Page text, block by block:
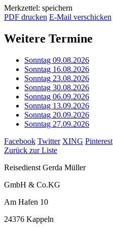
Merkzettel: speichern
PDF drucken E-Mail verschicken
Weitere Termine
Sonntag 09.08.2026
Sonntag 16.08.2026
Sonntag 23.08.2026
Sonntag 30.08.2026
Sonntag 06.09.2026
Sonntag 13.09.2026
Sonntag 20.09.2026
Sonntag 27.09.2026
Facebook Twitter XING Pinterest
Zurück zur Liste
Reisedienst Gerda Müller
GmbH & Co.KG
Am Hafen 10
24376 Kappeln